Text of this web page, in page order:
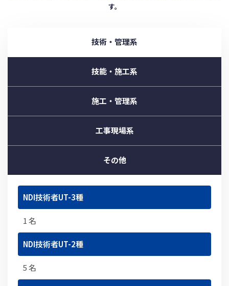
す。
技術・管理系
技能・施工系
施工・管理系
工事現場系
その他
NDI技術者UT-3種
1 名
NDI技術者UT-2種
5 名